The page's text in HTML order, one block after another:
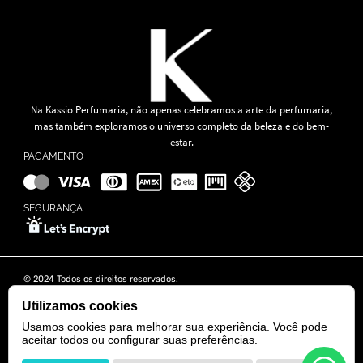
Na Kassio Perfumaria, não apenas celebramos a arte da perfumaria,
mas também exploramos o universo completo da beleza e do bem-
estar.
PAGAMENTO
SEGURANÇA
© 2024 Todos os direitos reservados.
Rua Tapajós n° 481- Edifício B&B Business - 7° Andar - Vila Brasília -
POWERED BY DEVELOPED BY
Utilizamos cookies
Usamos cookies para melhorar sua experiência. Você pode
aceitar todos ou configurar suas preferências.